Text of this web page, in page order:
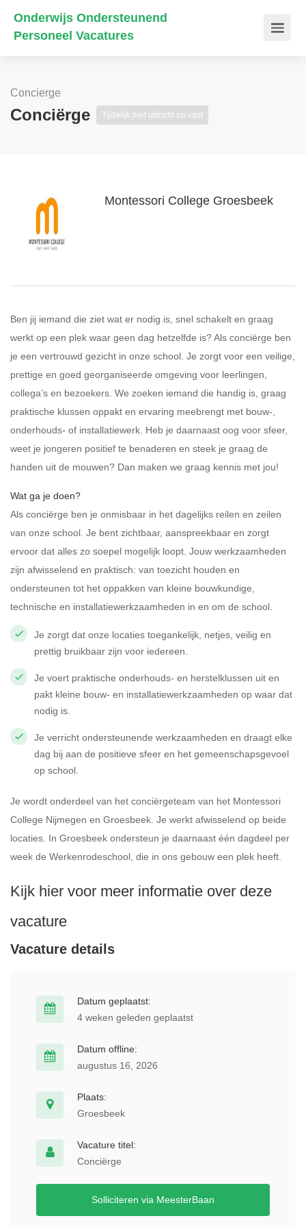
Onderwijs Ondersteunend
Personeel Vacatures
Concierge
Conciërge Tijdelijk met uitzicht op vast
Montessori College Groesbeek
Ben jij iemand die ziet wat er nodig is, snel schakelt en graag
werkt op een plek waar geen dag hetzelfde is? Als conciërge ben
je een vertrouwd gezicht in onze school. Je zorgt voor een veilige,
prettige en goed georganiseerde omgeving voor leerlingen,
collega’s en bezoekers. We zoeken iemand die handig is, graag
praktische klussen oppakt en ervaring meebrengt met bouw-,
onderhouds- of installatiewerk. Heb je daarnaast oog voor sfeer,
weet je jongeren positief te benaderen en steek je graag de
handen uit de mouwen? Dan maken we graag kennis met jou!
Wat ga je doen?
Als conciërge ben je onmisbaar in het dagelijks reilen en zeilen
van onze school. Je bent zichtbaar, aanspreekbaar en zorgt
ervoor dat alles zo soepel mogelijk loopt. Jouw werkzaamheden
zijn afwisselend en praktisch: van toezicht houden en
ondersteunen tot het oppakken van kleine bouwkundige,
technische en installatiewerkzaamheden in en om de school.
Je zorgt dat onze locaties toegankelijk, netjes, veilig en
prettig bruikbaar zijn voor iedereen.
Je voert praktische onderhouds- en herstelklussen uit en
pakt kleine bouw- en installatiewerkzaamheden op waar dat
nodig is.
Je verricht ondersteunende werkzaamheden en draagt elke
dag bij aan de positieve sfeer en het gemeenschapsgevoel
op school.
Je wordt onderdeel van het conciërgeteam van het Montessori
College Nijmegen en Groesbeek. Je werkt afwisselend op beide
locaties. In Groesbeek ondersteun je daarnaast één dagdeel per
week de Werkenrodeschool, die in ons gebouw een plek heeft.
Kijk hier voor meer informatie over deze
vacature
Vacature details
Datum geplaatst:
4 weken geleden geplaatst
Datum offline:
augustus 16, 2026
Plaats:
Groesbeek
Vacature titel:
Conciërge
Solliciteren via MeesterBaan